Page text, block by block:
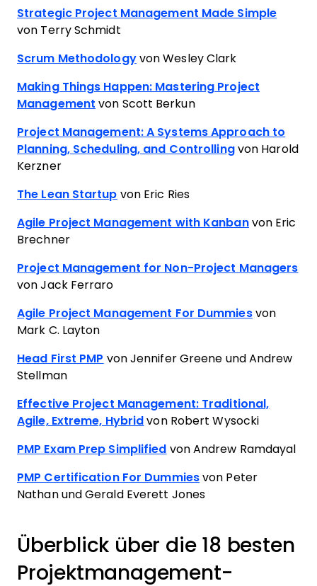
Strategic Project Management Made Simple
von Terry Schmidt
Scrum Methodology von Wesley Clark
Making Things Happen: Mastering Project
Management von Scott Berkun
Project Management: A Systems Approach to
Planning, Scheduling, and Controlling von Harold
Kerzner
The Lean Startup von Eric Ries
Agile Project Management with Kanbanvon Eric
Brechner
Project Management for Non-Project Managers
von Jack Ferraro
Agile Project Management For Dummiesvon
Mark C. Layton
Head First PMP von Jennifer Greene und Andrew
Stellman
Effective Project Management: Traditional,
Agile, Extreme, Hybrid von Robert Wysocki
PMP Exam Prep Simplified von Andrew Ramdayal
PMP Certification For Dummies von Peter
Nathan und Gerald Everett Jones
Überblick über die 18 besten
Projektmanagement-